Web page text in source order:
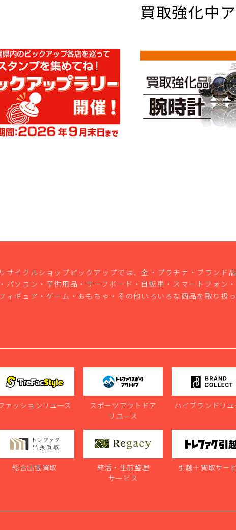
買取強化中
サイクルショップピックアップでは、金・プラチナ・ブランド
パソコン・子供用品・サーフボード・自転車・スマートフォン
ィギュア・ゲーム・おもちゃ・その他いろいろな商品を取り扱っ
ァッションリユース
スポーツアウトドア
リユース
ハイブランドリユ
総合出張買取
終活・生前整理
サービス
引越＋買取サー